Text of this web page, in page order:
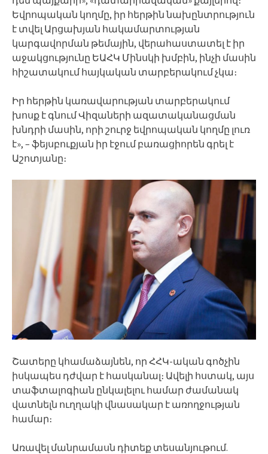
Եվրոպական կողմը, իր հերթին նախընտրություն
է տվել Արցախյան հակամարտության
կարգավորման թեմային, վերահաստատել է իր
աջակցությունը ԵԱՀԿ Մինսկի խմբին, ինչի մասին
հիշատակում հայկական տարբերակում չկա։
Իր հերթին կառավարության տարբերակում
խոսք է գնում Վիզաների ազատականացման
խնդրի մասին, որի շուրջ եվրոպական կողմը լուռ
է», – ֆեյսբուքյան իր էջում բառացիորեն գրել է
Աշոտյանը։
Շատերը կհամաձայնեն, որ ՀՀԿ-ական գոծչին
իսկապես դժվար է հասկանալ։ Ավելի հստակ, այս
տաֆտալոգիան ընկալելու համար ժամանակ
վատնելն ուղղակի վնասակար է առողջության
համար։
Առավել մանրամասն դիտեք տեսանյութում.